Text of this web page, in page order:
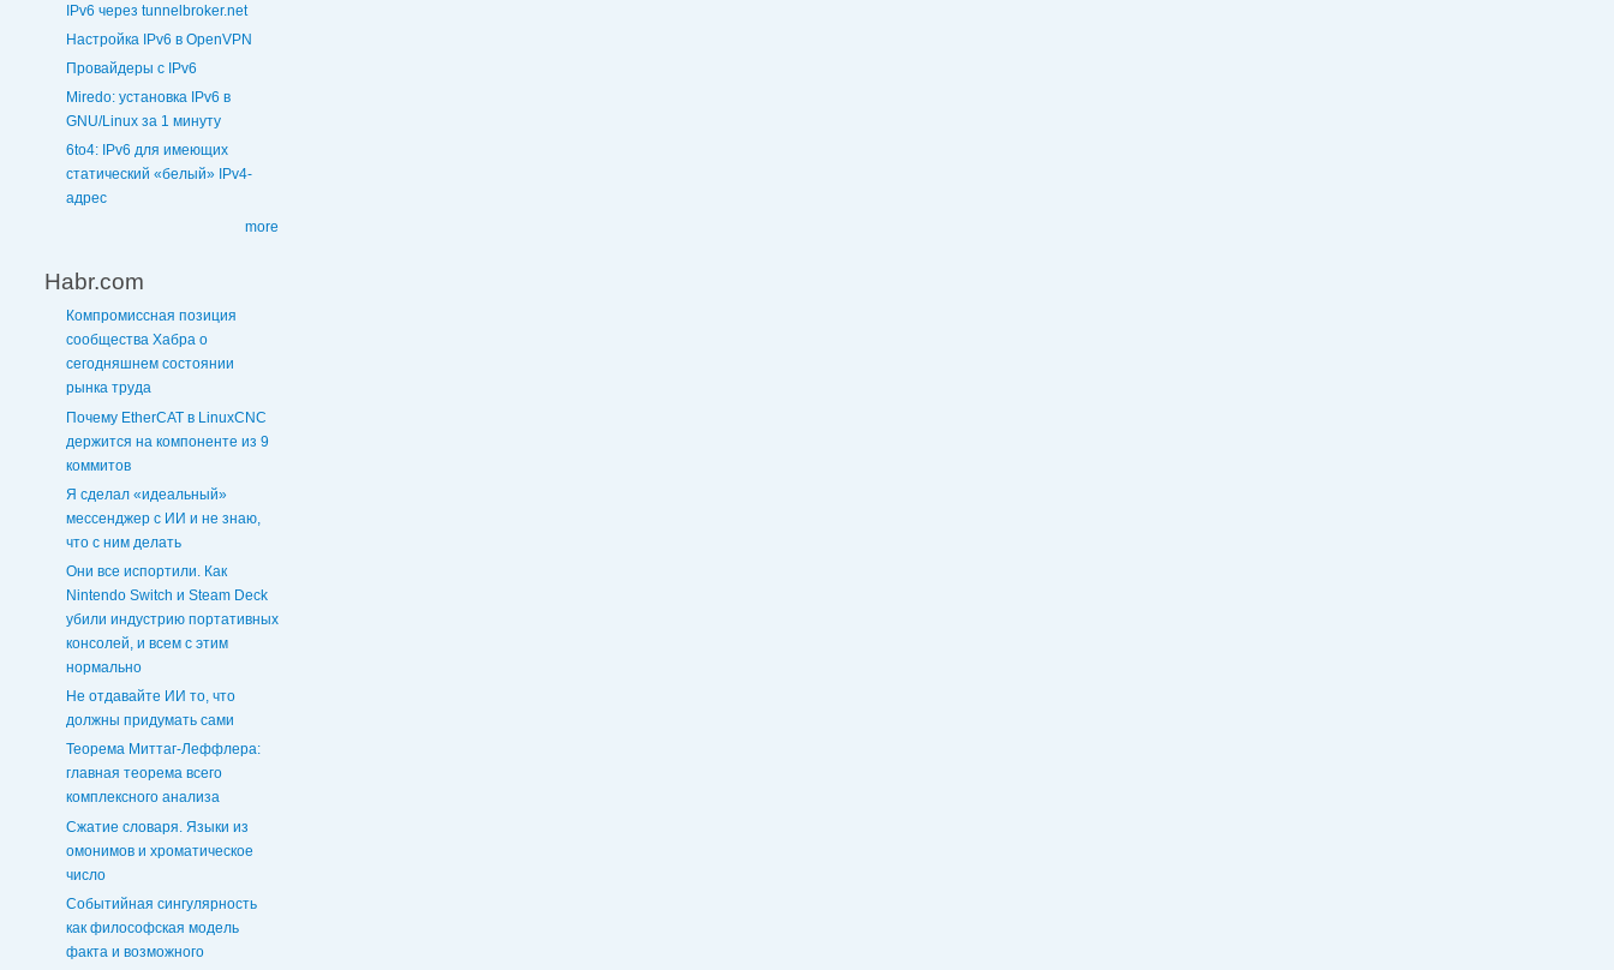
IPv6 через tunnelbroker.net
Настройка IPv6 в OpenVPN
Провайдеры с IPv6
Miredo: установка IPv6 в
GNU/Linux за 1 минуту
6to4: IPv6 для имеющих
статический «белый» IPv4-
адрес
more
Habr.com
Компромиссная позиция
сообщества Хабра о
сегодняшнем состоянии
рынка труда
Почему EtherCAT в LinuxCNC
держится на компоненте из 9
коммитов
Я сделал «идеальный»
мессенджер с ИИ и не знаю,
что с ним делать
Они все испортили. Как
Nintendo Switch и Steam Deck
убили индустрию портативных
консолей, и всем с этим
нормально
Не отдавайте ИИ то, что
должны придумать сами
Теорема Миттаг-Леффлера:
главная теорема всего
комплексного анализа
Сжатие словаря. Языки из
омонимов и хроматическое
число
Событийная сингулярность
как философская модель
факта и возможного